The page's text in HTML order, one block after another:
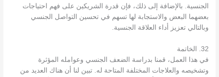
الجنسية. بالإضافة إلى ذلك، فإن قدرة الشريكين على فهم احتياجات
بعضهما البعض والاستجابة لها تسهم في تحسين التواصل الجنسي
وبالتالي تعزيز أداء العلاقة الجنسية.
32. الخاتمة
في هذا العمل، قمنا بدراسة الضعف الجنسي وعوامله المؤثرة
وتشخيصه والعلاجات المختلفة المتاحة له. تبين لنا أن هناك العديد من